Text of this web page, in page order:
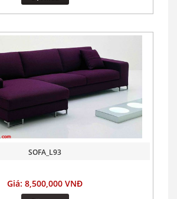
SOFA_L93
Giá: 8,500,000 VNĐ